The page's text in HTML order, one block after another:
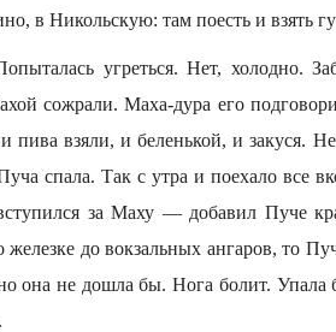
в Никольскую: там поесть и взять
угреться. Нет, холодно.
сожрали. Маха-дура его
взяли, и беленькой, и закуся.
спала. Так с утра и поехало все
за Маху — добавил Пуче
железке до вокзальных ангаров, то
она не дошла бы. Нога болит. Упала